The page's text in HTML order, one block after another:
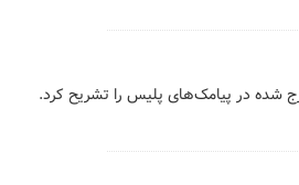
شده در پیامک‌های پلیس را تشریح کرد.